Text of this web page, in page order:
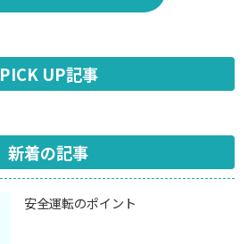
PICK UP記事
新着の記事
安全運転のポイント